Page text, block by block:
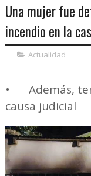
Una mujer fue
incendio en la
Actualidad
•
Además,
causa judicial